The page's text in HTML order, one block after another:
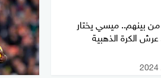
بينهم.. ميسي يختار
الكرة الذهبية